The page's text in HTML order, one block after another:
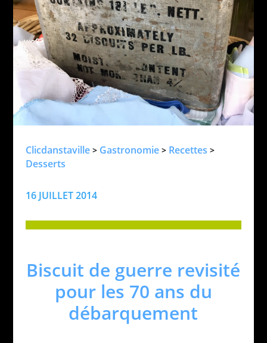
Clicdanstaville> Gastronomie> Recettes >
Desserts
16 JUILLET 2014
Biscuit de guerre revisité
pour les 70 ans du
débarquement